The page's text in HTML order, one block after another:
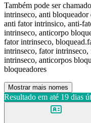
Também pode ser
intrinseco, anti
anti fator intrinsico, anti-
intrinseco, anticorpo
fator intrinseco,
intrinseco, fator
intrinseco, anticorpos
bloqueadores
Mostrar mais nomes
Resultado em até 19 dias